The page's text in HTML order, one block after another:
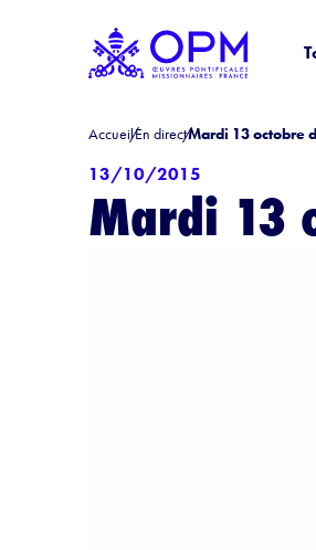
AccueilEn directMardi 13 octobre
13/10/2015
Mardi 13